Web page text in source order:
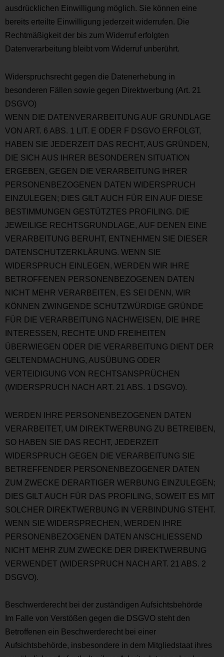
ausdrücklichen Einwilligung möglich. Sie können eine
bereits erteilte Einwilligung jederzeit widerrufen. Die
Rechtmäßigkeit der bis zum Widerruf erfolgten
Datenverarbeitung bleibt vom Widerruf unberührt.
Widerspruchsrecht gegen die Datenerhebung in
besonderen Fällen sowie gegen Direktwerbung (Art. 21
DSGVO)
WENN DIE DATENVERARBEITUNG AUF GRUNDLAGE
VON ART. 6 ABS. 1 LIT. E ODER F DSGVO ERFOLGT,
HABEN SIE JEDERZEIT DAS RECHT, AUS GRÜNDEN,
DIE SICH AUS IHRER BESONDEREN SITUATION
ERGEBEN, GEGEN DIE VERARBEITUNG IHRER
PERSONENBEZOGENEN DATEN WIDERSPRUCH
EINZULEGEN; DIES GILT AUCH FÜR EIN AUF DIESE
BESTIMMUNGEN GESTÜTZTES PROFILING. DIE
JEWEILIGE RECHTSGRUNDLAGE, AUF DENEN EINE
VERARBEITUNG BERUHT, ENTNEHMEN SIE DIESER
DATENSCHUTZERKLÄRUNG. WENN SIE
WIDERSPRUCH EINLEGEN, WERDEN WIR IHRE
BETROFFENEN PERSONENBEZOGENEN DATEN
NICHT MEHR VERARBEITEN, ES SEI DENN, WIR
KÖNNEN ZWINGENDE SCHUTZWÜRDIGE GRÜNDE
FÜR DIE VERARBEITUNG NACHWEISEN, DIE IHRE
INTERESSEN, RECHTE UND FREIHEITEN
ÜBERWIEGEN ODER DIE VERARBEITUNG DIENT DER
GELTENDMACHUNG, AUSÜBUNG ODER
VERTEIDIGUNG VON RECHTSANSPRÜCHEN
(WIDERSPRUCH NACH ART. 21 ABS. 1 DSGVO).
WERDEN IHRE PERSONENBEZOGENEN DATEN
VERARBEITET, UM DIREKTWERBUNG ZU BETREIBEN,
SO HABEN SIE DAS RECHT, JEDERZEIT
WIDERSPRUCH GEGEN DIE VERARBEITUNG SIE
BETREFFENDER PERSONENBEZOGENER DATEN
ZUM ZWECKE DERARTIGER WERBUNG EINZULEGEN;
DIES GILT AUCH FÜR DAS PROFILING, SOWEIT ES MIT
SOLCHER DIREKTWERBUNG IN VERBINDUNG STEHT.
WENN SIE WIDERSPRECHEN, WERDEN IHRE
PERSONENBEZOGENEN DATEN ANSCHLIESSEND
NICHT MEHR ZUM ZWECKE DER DIREKTWERBUNG
VERWENDET (WIDERSPRUCH NACH ART. 21 ABS. 2
DSGVO).
Beschwerde­recht bei der zuständigen Aufsichts­behörde
Im Falle von Verstößen gegen die DSGVO steht den
Betroffenen ein Beschwerderecht bei einer
Aufsichtsbehörde, insbesondere in dem Mitgliedstaat ihres